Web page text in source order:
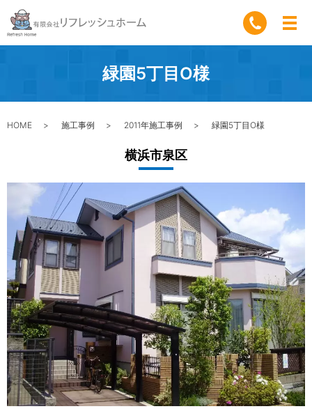
緑園5丁目O様
HOME 施工事例 2011年施工事例 緑園5丁目O様
横浜市泉区